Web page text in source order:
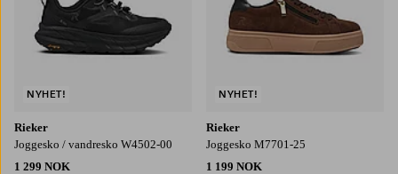
Rieker
Joggesko / vandresko W4502-00
1 299 NOK
NYHET!
Rieker
Joggesko M7701-25
1 199 NOK
NYHET!